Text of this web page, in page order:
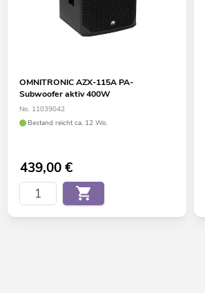
OMNITRONIC AZX-115A PA-
Subwoofer aktiv 400W
No. 11039042
Bestand reicht ca. 12 Wo.
439,00€